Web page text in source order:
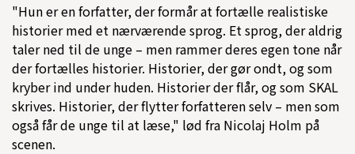
"Hun er en forfatter, der formår at fortælle realistiske
historier med et nærværende sprog. Et sprog, der aldrig
taler ned til de unge – men rammer deres egen tone når
der fortælles historier. Historier, der gør ondt, og som
kryber ind under huden. Historier der flår, og som SKAL
skrives. Historier, der flytter forfatteren selv – men som
også får de unge til at læse," lød fra Nicolaj Holm på
scenen.